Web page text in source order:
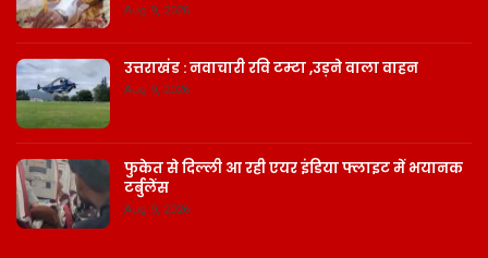
Aug 9, 2026
उत्तराखंड : नवाचारी रवि टम्टा ,उड़ने वाला वाहन
Aug 9, 2026
फुकेत से दिल्ली आ रही एयर इंडिया फ्लाइट में भयानक
टर्बुलेंस
Aug 9, 2026